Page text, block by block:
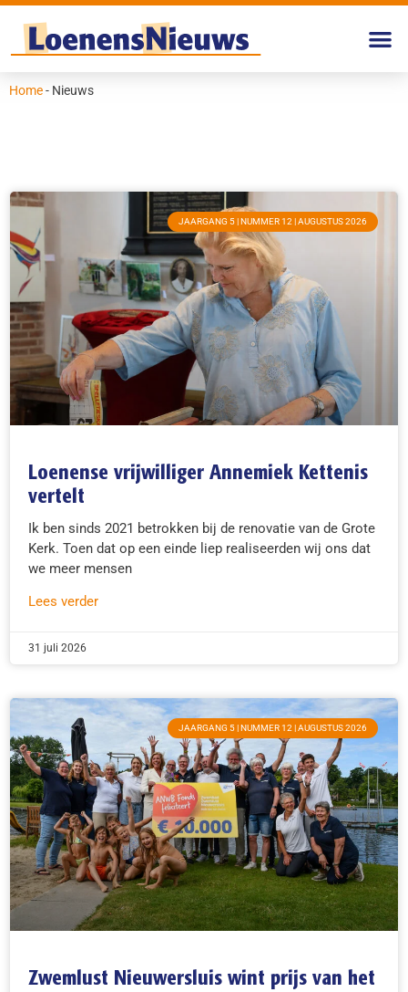
Home- Nieuws
JAARGANG 5 | NUMMER 12 | AUGUSTUS 2026
Loenense vrijwilliger Annemiek Kettenis
vertelt
Ik ben sinds 2021 betrokken bij de renovatie van de Grote
Kerk. Toen dat op een einde liep realiseerden wij ons dat
we meer mensen
Lees verder
31 juli 2026
JAARGANG 5 | NUMMER 12 | AUGUSTUS 2026
Zwemlust Nieuwersluis wint prijs van het